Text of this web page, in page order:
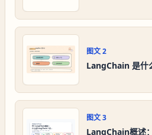
图文2
LangChain 是什
图文3
LangChain概述